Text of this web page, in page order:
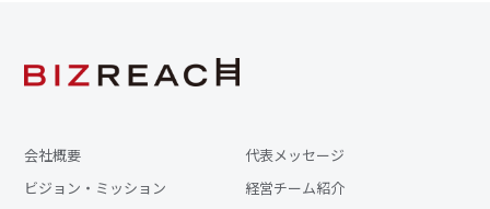
会社概要
代表メッセージ
ビジョン・ミッション
経営チーム紹介